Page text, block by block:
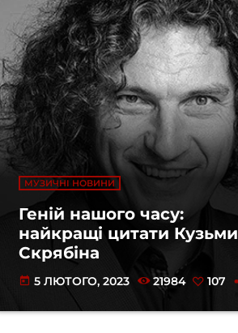
МУЗИЧНІ НОВИНИ
Геній нашого часу:
найкращі цитати Кузьми
Скрябіна
today 5 ЛЮТОГО, 2023 21984 107